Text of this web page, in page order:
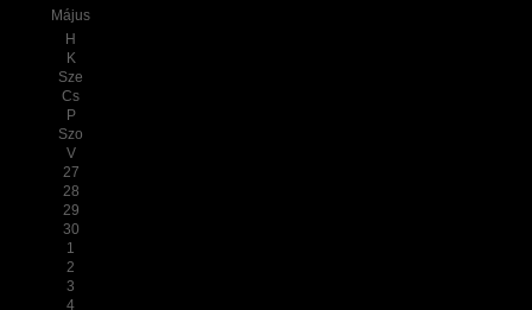
Május
H
K
Sze
Cs
P
Szo
V
27
28
29
30
1
2
3
4